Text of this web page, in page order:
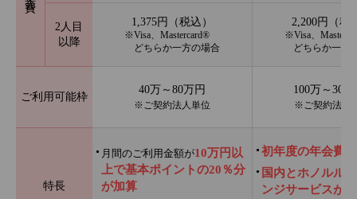
2人目
以降
1,375円（税込）
※Visa、Mastercard®
どちらか一方の場合
2,200円（税
※Visa、
どちらか一方
ご利用可能枠
40万～80万円
※ご契約法人単位
100万～300
※ご契約法人
特長
月間のご利用金額が10万円以
上で基本ポイントの20％分
が加算
初年度の年会費
国内とホノルル
ンジサービスが